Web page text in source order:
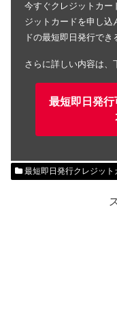
今すぐクレジットカー
ジットカードを申し込
ドの最短即日発行でき
さらに詳しい内容は、
最短即日発行
最短即日発行クレジット